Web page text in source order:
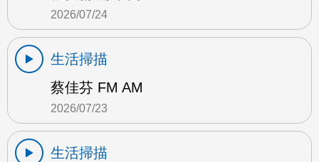
2026/07/24
生活掃描
蔡佳芬 FM AM
2026/07/23
生活掃描